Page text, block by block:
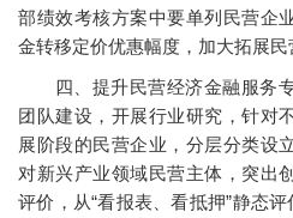
部绩效考核方案中要单列民营企
金转移定价优惠幅度，加大拓展民
四、提升民营经济金融服务
团队建设，开展行业研究，针对
展阶段的民营企业，分层分类设
对新兴产业领域民营主体，突出
评价，从“看报表、看抵押”静态